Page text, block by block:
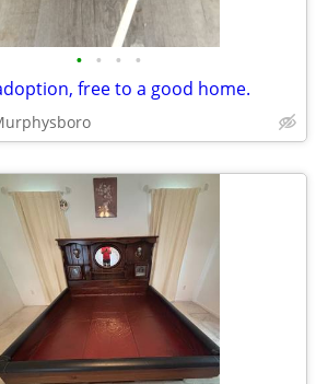
• • • •
free to a good home.